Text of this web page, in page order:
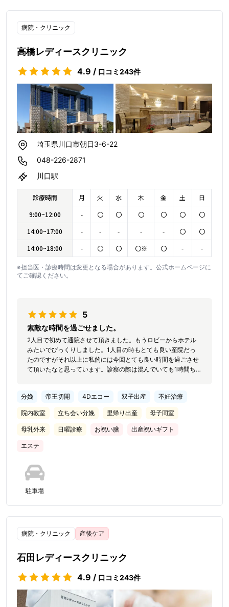
病院・クリニック
高橋レディースクリニック
4.9 / 口コミ 243件
埼玉県川口市朝日3-6-22
048-226-2871
川口駅
診療時間 月 火 水 木 金 土
日
9:00~12:00
- 〇 〇 〇 〇 〇
〇
14:00~17:00
- - - - - 〇
〇
14:00~18:00
- 〇 〇 〇※ 〇 - -
※担当医・診療時間は変更となる場合があります。公式ホームページに
てご確認ください。
5
素敵な時間を過ごせました。
2人目で初めて通院させて頂きました。もうロビーからホテル
みたいでびっくりしました。1人目の時もとても良い産院だっ
たのですがそれ以上に私的には今回とても良い時間を過ごさせ
て頂いたなと思っています。診察の際は混んでいても1時間ち
助産師さん方はとても優しい方ばかりで私は好印象でした。1
人目出産の際はコロナ禍だったのでほとんど孤独の中、出産に
臨んでいたので心細かったですが…今回はとても心強く助産師
さん一人一人が丁寧に接してくれて元気な赤ちゃんを産むこと
て楽しみでした！3人目も考えてるのですがまた同じところで
分娩 帝王切開 4Dエコー 双子出産 不妊治療
院内教室 立ち会い分娩 里帰り出産 母子同室
母乳外来 日曜診療 お祝い膳 出産祝いギフト
エステ
駐車場
病院・クリニック 産後ケア
石田レディースクリニック
4.9 / 口コミ 243件